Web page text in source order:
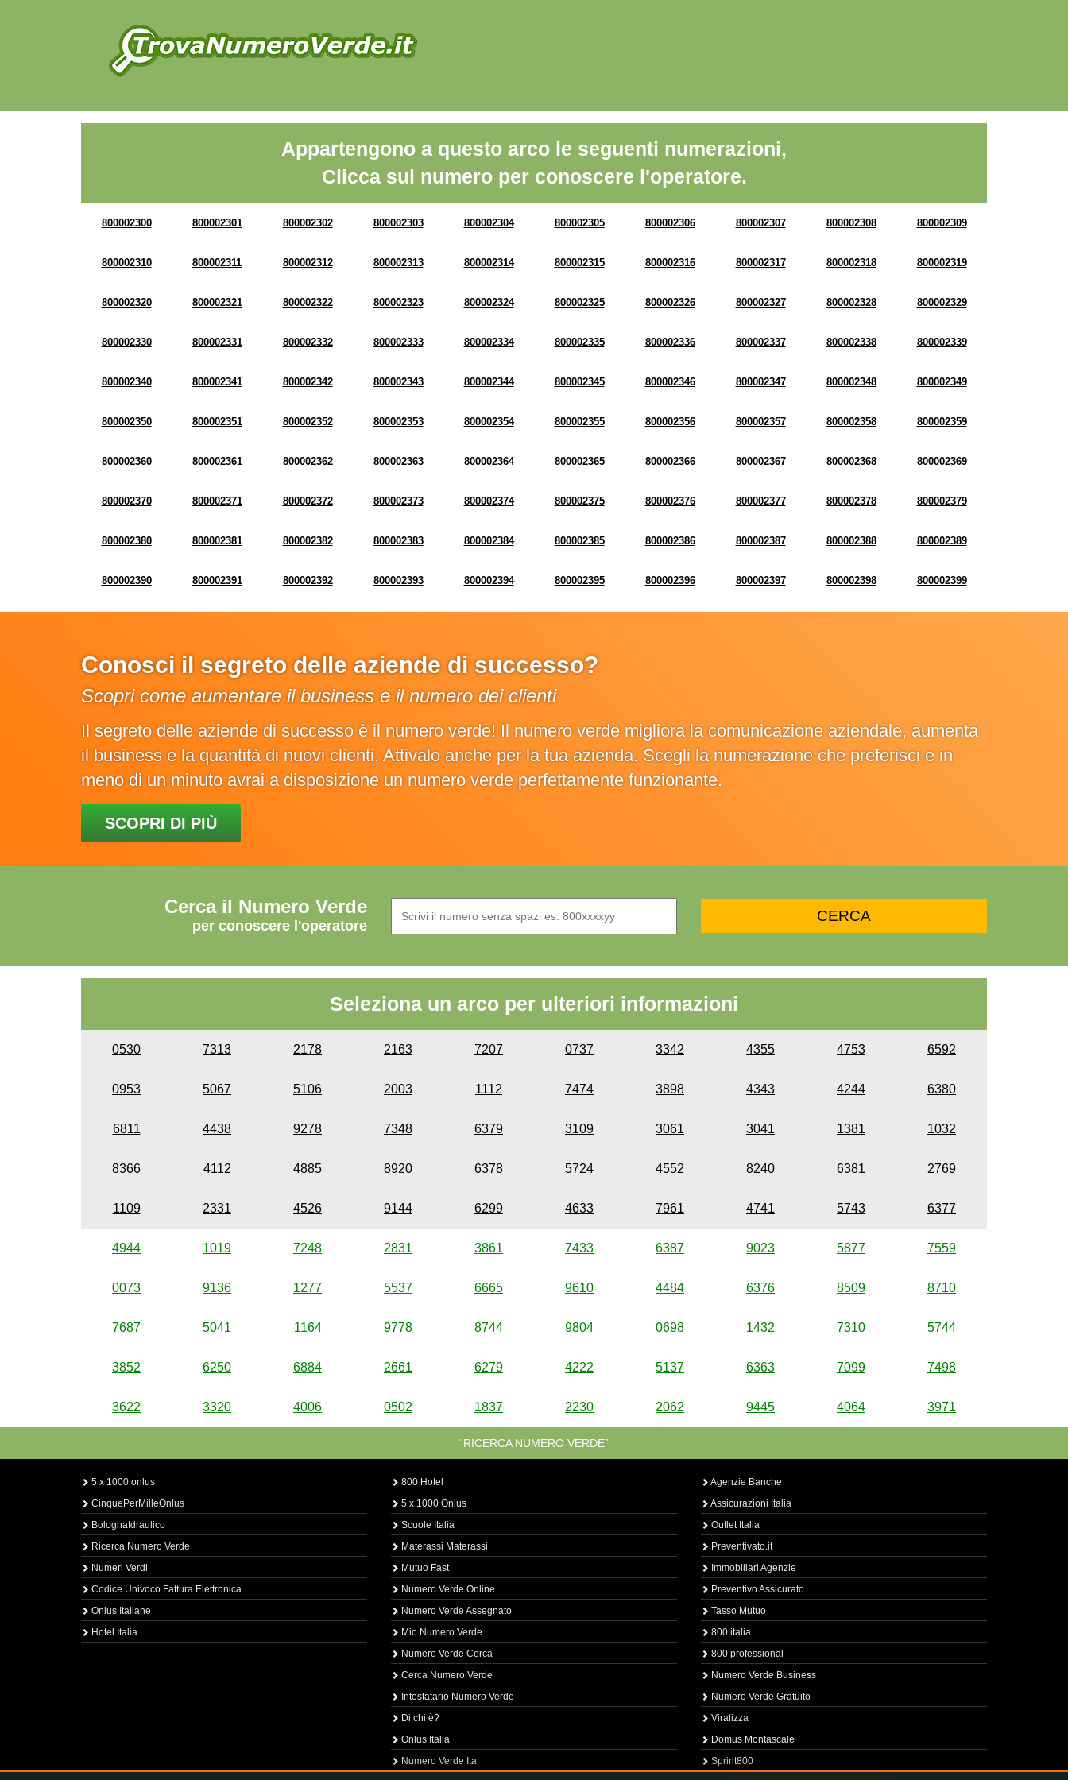
Appartengono a questo arco le seguenti numerazioni,
Clicca sul numero per conoscere l'operatore.
800002300 800002301 800002302 800002303 800002304 800002305 800002306 800002307 800002308 800002309
800002310 800002311 800002312 800002313 800002314 800002315 800002316 800002317 800002318 800002319
800002320 800002321 800002322 800002323 800002324 800002325 800002326 800002327 800002328 800002329
800002330 800002331 800002332 800002333 800002334 800002335 800002336 800002337 800002338 800002339
800002340 800002341 800002342 800002343 800002344 800002345 800002346 800002347 800002348 800002349
800002350 800002351 800002352 800002353 800002354 800002355 800002356 800002357 800002358 800002359
800002360 800002361 800002362 800002363 800002364 800002365 800002366 800002367 800002368 800002369
800002370 800002371 800002372 800002373 800002374 800002375 800002376 800002377 800002378 800002379
800002380 800002381 800002382 800002383 800002384 800002385 800002386 800002387 800002388 800002389
800002390 800002391 800002392 800002393 800002394 800002395 800002396 800002397 800002398 800002399
Conosci il segreto delle aziende di successo?
Scopri come aumentare il business e il numero dei clienti
Il segreto delle aziende di successo è il numero verde! Il numero verde migliora la comunicazione aziendale, aumenta
il business e la quantità di nuovi clienti. Attivalo anche per la tua azienda. Scegli la numerazione che preferisci e in
meno di un minuto avrai a disposizione un numero verde perfettamente funzionante.
SCOPRI DI PIÙ
Cerca il Numero Verde
per conoscere l'operatore
Seleziona un arco per ulteriori informazioni
0530 7313 2178 2163 7207 0737 3342 4355 4753 6592
0953 5067 5106 2003 1112 7474 3898 4343 4244 6380
6811 4438 9278 7348 6379 3109 3061 3041 1381 1032
8366 4112 4885 8920 6378 5724 4552 8240 6381 2769
1109 2331 4526 9144 6299 4633 7961 4741 5743 6377
4944 1019 7248 2831 3861 7433 6387 9023 5877 7559
0073 9136 1277 5537 6665 9610 4484 6376 8509 8710
7687 5041 1164 9778 8744 9804 0698 1432 7310 5744
3852 6250 6884 2661 6279 4222 5137 6363 7099 7498
3622 3320 4006 0502 1837 2230 2062 9445 4064 3971
“RICERCA NUMERO VERDE”
5 x 1000 onlus
CinquePerMilleOnlus
BolognaIdraulico
Ricerca Numero Verde
Numeri Verdi
Codice Univoco Fattura Elettronica
Onlus Italiane
Hotel Italia
800 Hotel
5 x 1000 Onlus
Scuole Italia
Materassi Materassi
Mutuo Fast
Numero Verde Online
Numero Verde Assegnato
Mio Numero Verde
Numero Verde Cerca
Cerca Numero Verde
Intestatario Numero Verde
Di chi è?
Onlus Italia
Numero Verde Ita
Agenzie Banche
Assicurazioni Italia
Outlet Italia
Preventivato.it
Immobiliari Agenzie
Preventivo Assicurato
Tasso Mutuo
800 italia
800 professional
Numero Verde Business
Numero Verde Gratuito
Viralizza
Domus Montascale
Sprint800